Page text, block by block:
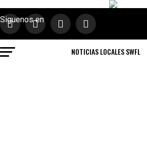
Siguenos en
NOTICIAS LOCALES SWFL